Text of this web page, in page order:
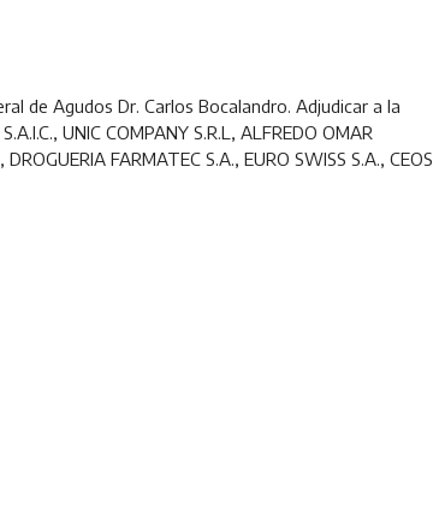
de Agudos Dr. Carlos Bocalandro. Adjudicar a la
UNIC COMPANY S.R.L, ALFREDO OMAR
FARMATEC S.A., EURO SWISS S.A., CEOS